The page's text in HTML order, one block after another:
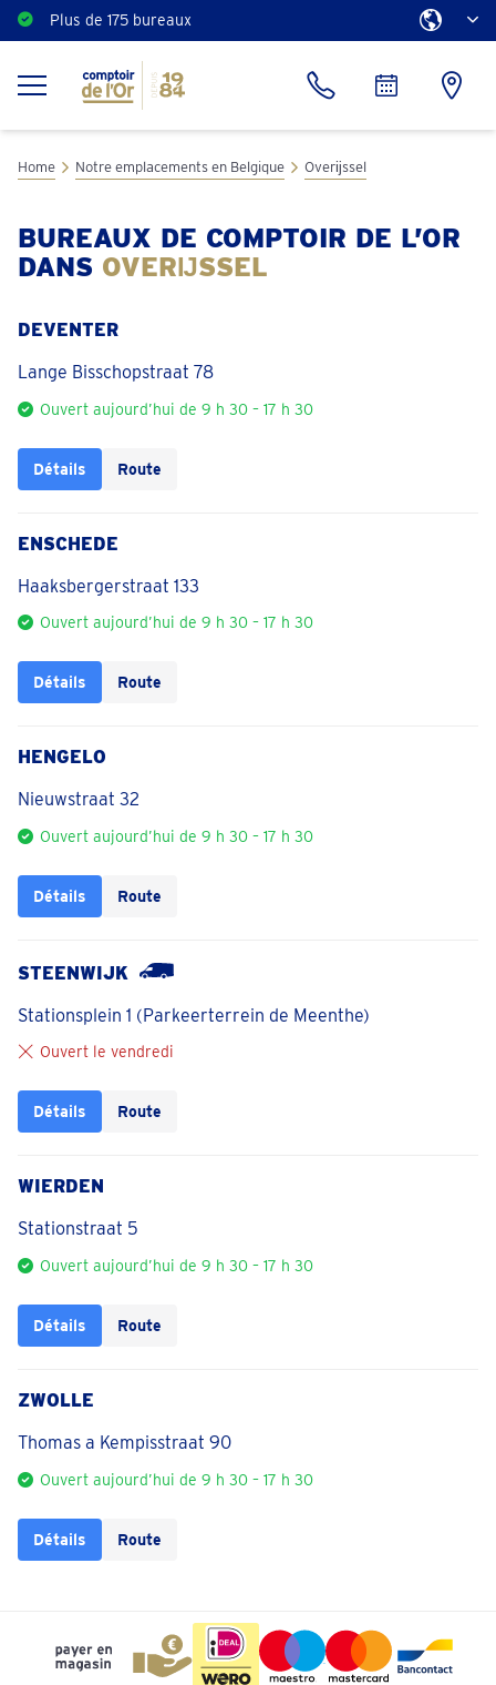
Plus de 175 bureaux
Home Notre emplacements en Belgique Overĳssel
BUREAUX DE COMPTOIR DE L’OR
DANS OVERĲSSEL
DEVENTER
Lange Bisschopstraat 78
Ouvert aujourd’hui de 9 h 30 – 17 h 30
Détails Route
ENSCHEDE
Haaksbergerstraat 133
Ouvert aujourd’hui de 9 h 30 – 17 h 30
Détails Route
HENGELO
Nieuwstraat 32
Ouvert aujourd’hui de 9 h 30 – 17 h 30
Détails Route
STEENWIJK
Stationsplein 1 (Parkeerterrein de Meenthe)
Ouvert le vendredi
Détails Route
WIERDEN
Stationstraat 5
Ouvert aujourd’hui de 9 h 30 – 17 h 30
Détails Route
ZWOLLE
Thomas a Kempisstraat 90
Ouvert aujourd’hui de 9 h 30 – 17 h 30
Détails Route